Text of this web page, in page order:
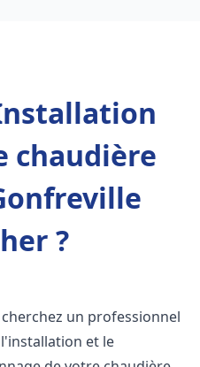
chaudière
?
un professionnel
et le